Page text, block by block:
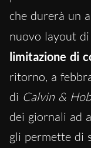
che durerà un
nuovo layout di
limitazione di
ritorno, a
di Calvin &
dei giornali ad
gli permette di